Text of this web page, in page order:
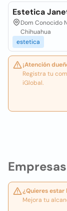
¿Quieres estar
Mejora tu
Estetica
Dom Conocido
Chihuahua
estetica
¡Atención
Registra tu
iGlobal.